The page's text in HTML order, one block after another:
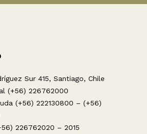
Sur 415, Santiago, Chile
(+56) 226762000
(+56) 222130800 – (+56)
226762020 – 2015